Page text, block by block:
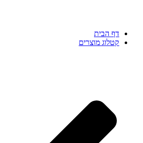
דף הבית
קטלוג מוצרים